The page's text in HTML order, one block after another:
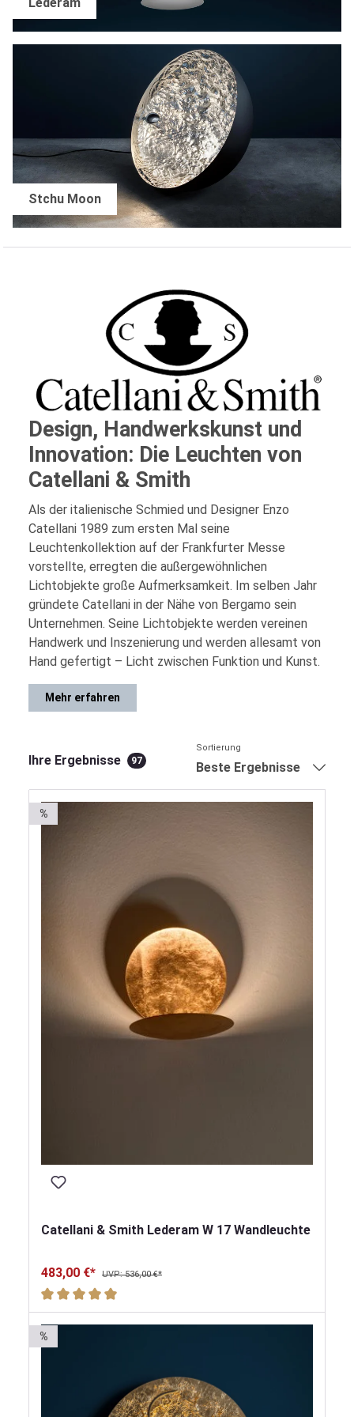
Stchu Moon
Design, Handwerkskunst und
Innovation: Die Leuchten von
Catellani & Smith
Als der italienische Schmied und Designer Enzo
Catellani 1989 zum ersten Mal seine
Leuchtenkollektion auf der Frankfurter Messe
vorstellte, erregten die außergewöhnlichen
Lichtobjekte große Aufmerksamkeit. Im selben Jahr
gründete Catellani in der Nähe von Bergamo sein
Unternehmen. Seine Lichtobjekte werden vereinen
Handwerk und Inszenierung und werden allesamt von
Hand gefertigt – Licht zwischen Funktion und Kunst.
Mehr erfahren
Ihre Ergebnisse 97
Sortierung
Beste Ergebnisse
%
Catellani & Smith Lederam W 17 Wandleuchte
483,00 €* UVP: 536,00 €*
Durchschnittliche Bewertung von 5 von 5 Sternen
%